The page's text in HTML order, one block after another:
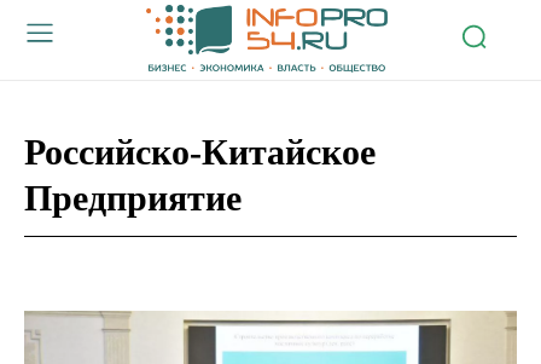
Российско-Китайское
Предприятие